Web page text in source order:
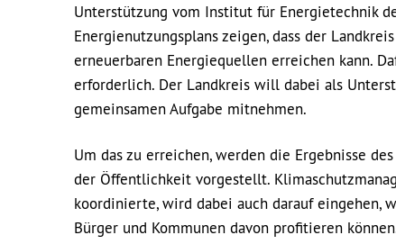
Unterstützung vom Institut für Energietechnik
Energienutzungsplans zeigen, dass der
erneuerbaren Energiequellen erreichen kann.
erforderlich. Der Landkreis will dabei als
gemeinsamen Aufgabe mitnehmen.
Um das zu erreichen, werden die Ergebnisse
der Öffentlichkeit vorgestellt.
koordinierte, wird dabei auch darauf eingehen,
Bürger und Kommunen davon profitieren